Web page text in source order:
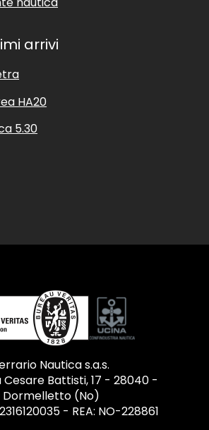
arrivi
HA20
5.30
Nautica s.a.s.
Cesare Battisti, 17 - 28040 -
Dormelletto (No)
- REA: NO-228861